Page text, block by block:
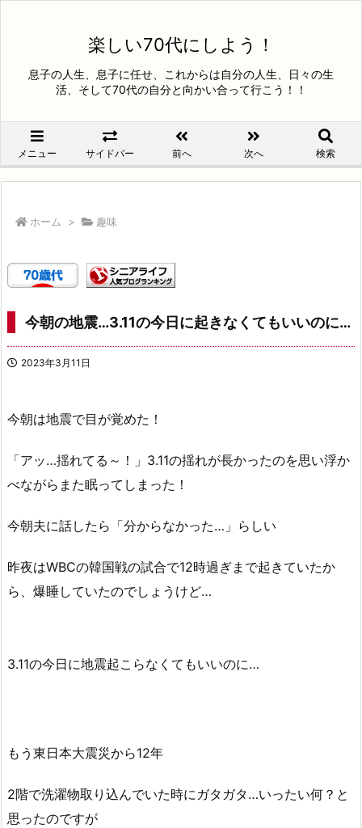
楽しい70代にしよう！
息子の人生、息子に任せ、これからは自分の人生、日々の生
活、そして70代の自分と向かい合って行こう！！
メニュー サイドバー 前へ 次へ 検索
ホーム > 趣味
今朝の地震…3.11の今日に起きなくてもいいのに…
2023年3月11日
今朝は地震で目が覚めた！
「アッ…揺れてる～！」3.11の揺れが長かったのを思い浮か
べながらまた眠ってしまった！
今朝夫に話したら「分からなかった…」らしい
昨夜はWBCの韓国戦の試合で12時過ぎまで起きていたか
ら、爆睡していたのでしょうけど…
3.11の今日に地震起こらなくてもいいのに…
もう東日本大震災から12年
2階で洗濯物取り込んでいた時にガタガタ…いったい何？と
思ったのですが